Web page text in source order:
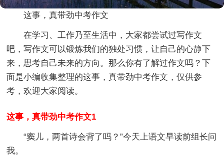
这事，真带劲中考作文
在学习、工作乃至生活中，大家都尝试过写作文
吧，写作文可以锻炼我们的独处习惯，让自己的心静下
来，思考自己未来的方向。那么你有了解过作文吗？下
面是小编收集整理的这事，真带劲中考作文，仅供参
考，欢迎大家阅读。
这事，真带劲中考作文1
“窦儿，两首诗会背了吗？”今天上语文早读前组长问
我。